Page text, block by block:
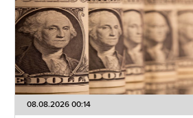
08.08.2026 00:14